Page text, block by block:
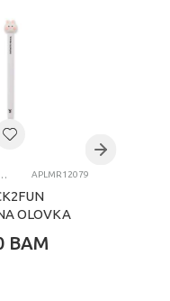
OLOVKE APLMR12079
OLOVKA
BAM